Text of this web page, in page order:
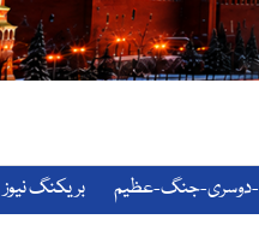
بریکنگ نیوز